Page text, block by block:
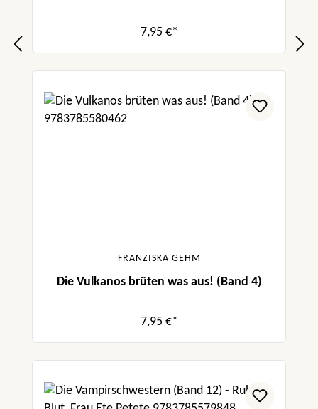
7,95 €*
FRANZISKA GEHM
Die Vulkanos brüten was aus! (Band 4)
7,95 €*